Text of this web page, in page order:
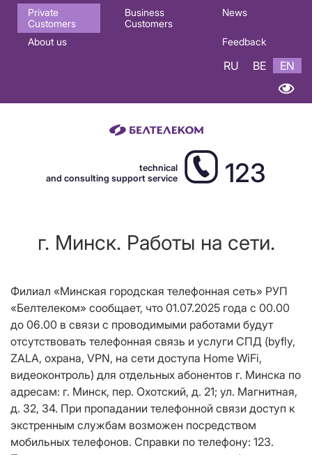
Основная
навигация
Private
Customers
Business
Customers
News
About us Feedback
RU BE EN
technical
and consulting support service
123
г. Минск. Работы на сети.
Филиал «Минская городская телефонная сеть» РУП
«Белтелеком» сообщает, что 01.07.2025 года с 00.00
до 06.00 в связи с проводимыми работами будут
отсутствовать телефонная связь и услуги СПД (byfly,
ZALA, охрана, VPN, на сети доступа Home WiFi,
видеоконтроль) для отдельных абонентов г. Минска по
адресам: г. Минск, пер. Охотский, д. 21; ул. Магнитная,
д. 32, 34. При пропадании телефонной связи доступ к
экстренным службам возможен посредством
мобильных телефонов. Справки по телефону: 123.